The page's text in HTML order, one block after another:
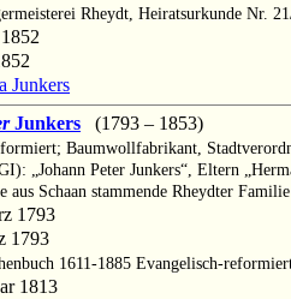
Rheydt, Heiratsurkunde Nr.
Junkers
Junkers (1793 – 1853)
Baumwollfabrikant,
„Johann Peter Junkers“, Eltern
aus Schaan stammende Rheydter
1793
1793
1611-1885 Evangelisch-
1813